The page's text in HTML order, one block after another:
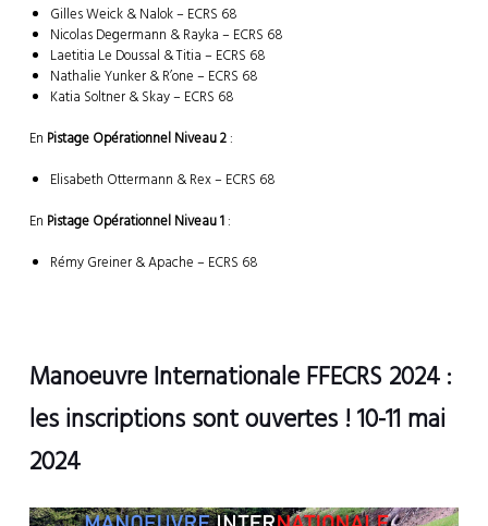
Gilles Weick & Nalok – ECRS 68
Nicolas Degermann & Rayka – ECRS 68
Laetitia Le Doussal & Titia – ECRS 68
Nathalie Yunker & R’one – ECRS 68
Katia Soltner & Skay – ECRS 68
En Pistage Opérationnel Niveau 2:
Elisabeth Ottermann & Rex – ECRS 68
En Pistage Opérationnel Niveau 1:
Rémy Greiner & Apache – ECRS 68
Manoeuvre Internationale FFECRS 2024 :
les inscriptions sont ouvertes ! 10-11 mai
2024